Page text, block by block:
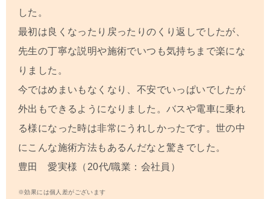
した。
最初は良くなったり戻ったりのくり返しでしたが、
先生の丁寧な説明や施術でいつも気持ちまで楽にな
りました。
今ではめまいもなくなり、不安でいっぱいでしたが
外出もできるようになりました。バスや電車に乗れ
る様になった時は非常にうれしかったです。世の中
にこんな施術方法もあるんだなと驚きでした。
豊田 愛実様（20代/職業：会社員）
※効果には個人差がございます